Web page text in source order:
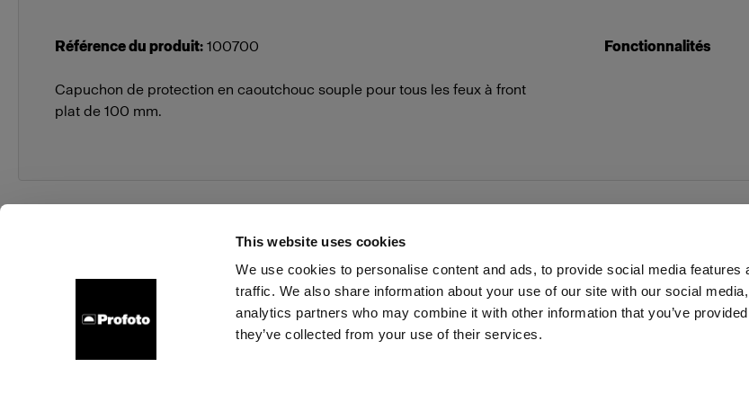
This website uses cookies
We use cookies to personalise content and ads, to provide social media features
traffic. We also share information about your use of our site with our social
analytics partners who may combine it with other information that you’ve
they’ve collected from your use of their services.
Référence du produit: 100700
Capuchon de protection en caoutchouc souple pour tous les feux à front
plat de 100 mm.
Fonctionnalités
Support Emploi Presse Investisseurs Share The Light